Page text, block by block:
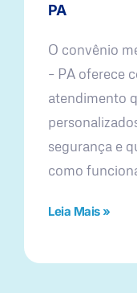
PA
O convênio
– PA oferece
atendimento
segurança e
como
Leia Mais »